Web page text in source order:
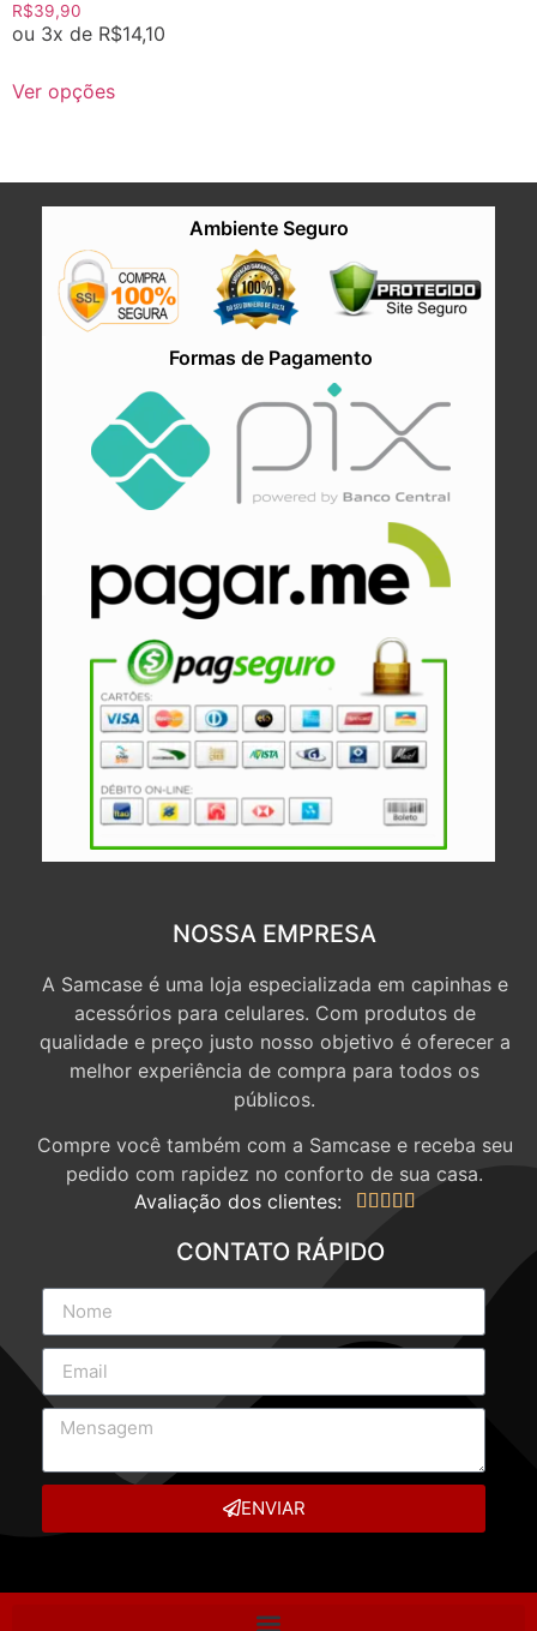
R$39,90
ou 3x de R$14,10
Ver opções
Ambiente Seguro
Formas de Pagamento
NOSSA EMPRESA
A Samcase é uma loja especializada em capinhas e
acessórios para celulares. Com produtos de
qualidade e preço justo nosso objetivo é oferecer a
melhor experiência de compra para todos os
públicos.
Compre você também com a Samcase e receba seu
pedido com rapidez no conforto de sua casa.
Avaliação dos clientes:
    
CONTATO RÁPIDO
ENVIAR